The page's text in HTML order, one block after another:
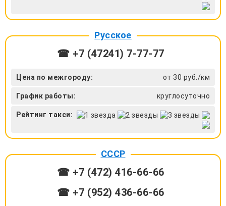
Русское
☎ +7 (47241) 7-77-77
Цена по межгороду: от 30 руб./км
График работы: круглосуточно
Рейтинг такси:
СССР
☎ +7 (472) 416-66-66
☎ +7 (952) 436-66-66